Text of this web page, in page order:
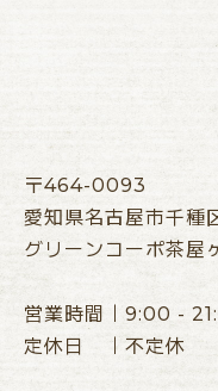
〒464-0093
愛知県名古屋市千種
グリーンコーポ茶屋
営業時間｜9:00 -
定休日 ｜不定休